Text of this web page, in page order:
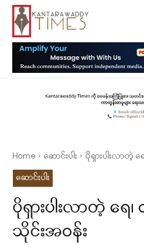
Home ဆောင်းပါး
ပိုရှားပါးလာတဲ့
ဆောင်းပါး
ပိုရှားပါးလာတဲ့ ရ
သိုင်းအဝန်း